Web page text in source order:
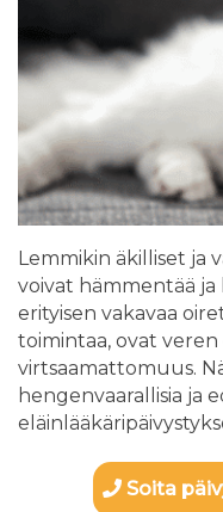
Lemmikin äkilliset ja
voivat hämmentää ja
erityisen vakavaa
toimintaa, ovat
virtsaamattomuus.
hengenvaarallisia ja
Soita